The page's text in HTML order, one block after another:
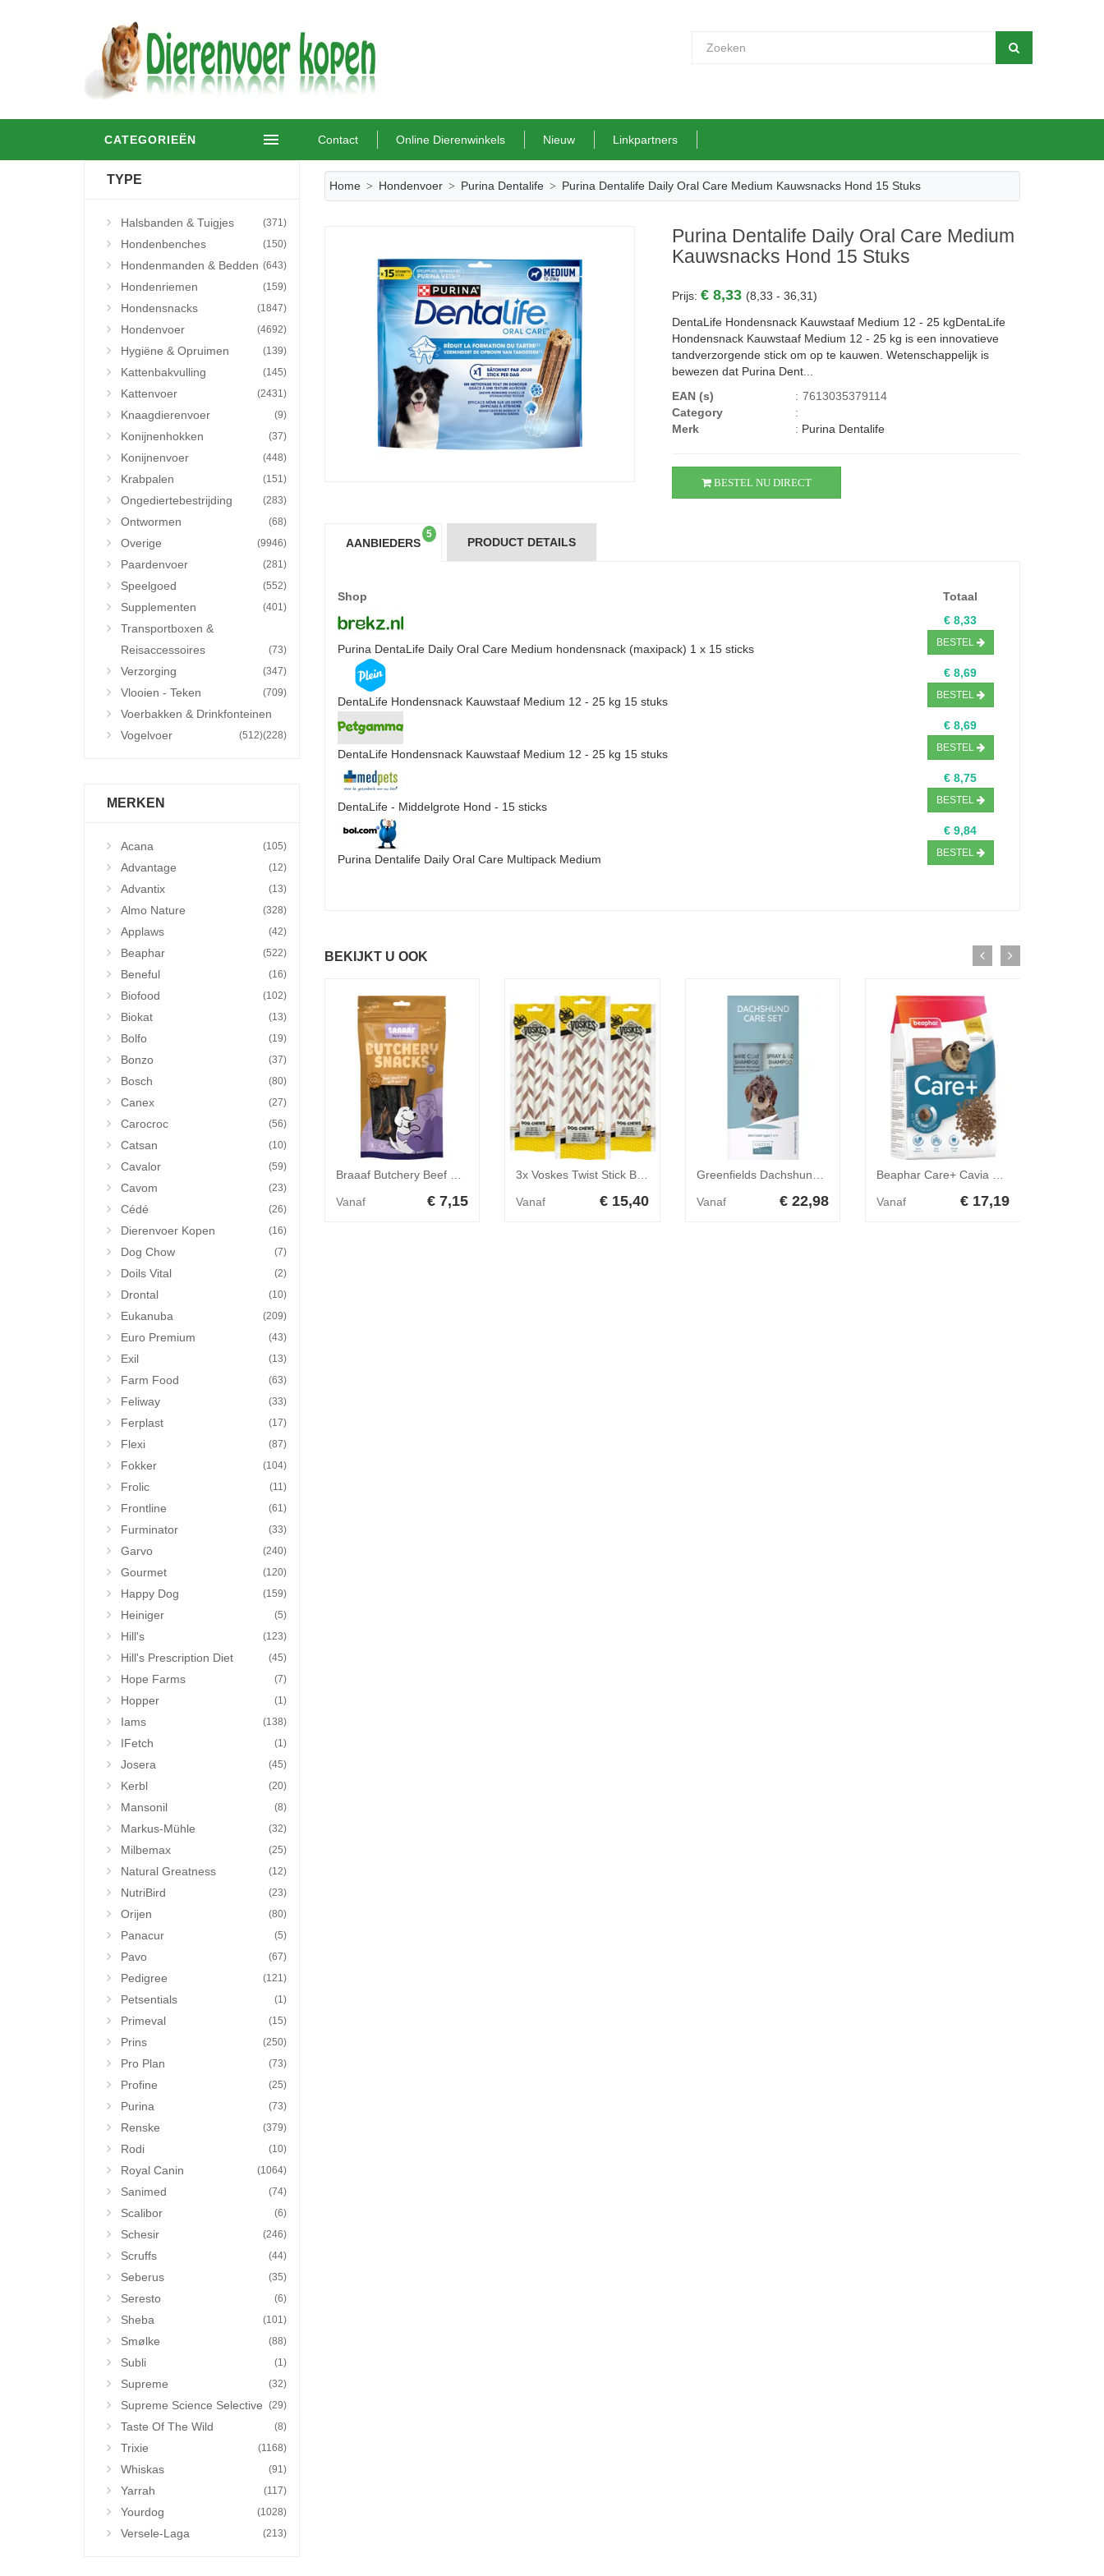
CATEGORIEËN Contact Online Dierenwinkels Nieuw Linkpartners
TYPE
Halsbanden & Tuigjes (371)
Hondenbenches (150)
Hondenmanden & Bedden (643)
Hondenriemen (159)
Hondensnacks (1847)
Hondenvoer (4692)
Hygiëne & Opruimen (139)
Kattenbakvulling (145)
Kattenvoer (2431)
Knaagdierenvoer (9)
Konijnenhokken (37)
Konijnenvoer (448)
Krabpalen (151)
Ongediertebestrijding (283)
Ontwormen (68)
Overige (9946)
Paardenvoer (281)
Speelgoed (552)
Supplementen (401)
Transportboxen &
Reisaccessoires
(73)
Verzorging (347)
Vlooien - Teken (709)
Voerbakken & Drinkfonteinen
(228)
Vogelvoer (512)
MERKEN
Acana (105)
Advantage (12)
Advantix (13)
Almo Nature (328)
Applaws (42)
Beaphar (522)
Beneful (16)
Biofood (102)
Biokat (13)
Bolfo (19)
Bonzo (37)
Bosch (80)
Canex (27)
Carocroc (56)
Catsan (10)
Cavalor (59)
Cavom (23)
Cédé (26)
Dierenvoer Kopen (16)
Dog Chow (7)
Doils Vital (2)
Drontal (10)
Eukanuba (209)
Euro Premium (43)
Exil (13)
Farm Food (63)
Feliway (33)
Ferplast (17)
Flexi (87)
Fokker (104)
Frolic (11)
Frontline (61)
Furminator (33)
Garvo (240)
Gourmet (120)
Happy Dog (159)
Heiniger (5)
Hill's (123)
Hill's Prescription Diet (45)
Hope Farms (7)
Hopper (1)
Iams (138)
IFetch (1)
Josera (45)
Kerbl (20)
Mansonil (8)
Markus-Mühle (32)
Milbemax (25)
Natural Greatness (12)
NutriBird (23)
Orijen (80)
Panacur (5)
Pavo (67)
Pedigree (121)
Petsentials (1)
Primeval (15)
Prins (250)
Pro Plan (73)
Profine (25)
Purina (73)
Renske (379)
Rodi (10)
Royal Canin (1064)
Sanimed (74)
Scalibor (6)
Schesir (246)
Scruffs (44)
Seberus (35)
Seresto (6)
Sheba (101)
Smølke (88)
Subli (1)
Supreme (32)
Supreme Science Selective (29)
Taste Of The Wild (8)
Trixie (1168)
Whiskas (91)
Yarrah (117)
Yourdog (1028)
Versele-Laga (213)
Home Hondenvoer Purina Dentalife Purina Dentalife Daily Oral Care Medium Kauwsnacks Hond 15 Stuks
Purina Dentalife Daily Oral Care Medium
Kauwsnacks Hond 15 Stuks
Prijs:€ 8,33 (8,33 - 36,31)
DentaLife Hondensnack Kauwstaaf Medium 12 - 25 kgDentaLife
Hondensnack Kauwstaaf Medium 12 - 25 kg is een innovatieve
tandverzorgende stick om op te kauwen. Wetenschappelijk is
bewezen dat Purina Dent...
EAN (s)
: 7613035379114
Category
:
Merk
: Purina Dentalife
BESTEL NU DIRECT
AANBIEDERS
5
PRODUCT DETAILS
Shop Totaal
Purina DentaLife Daily Oral Care Medium hondensnack (maxipack) 1 x 15 sticks
€ 8,33
BESTEL
DentaLife Hondensnack Kauwstaaf Medium 12 - 25 kg 15 stuks
€ 8,69
BESTEL
DentaLife Hondensnack Kauwstaaf Medium 12 - 25 kg 15 stuks
€ 8,69
BESTEL
DentaLife - Middelgrote Hond - 15 sticks
€ 8,75
BESTEL
Purina Dentalife Daily Oral Care Multipack Medium
€ 9,84
BESTEL
BEKIJKT U OOK
Vanaf € 7,15 Vanaf € 15,40 Vanaf € 22,98 Vanaf € 17,19